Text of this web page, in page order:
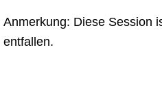
Anmerkung: Diese Session
entfallen.